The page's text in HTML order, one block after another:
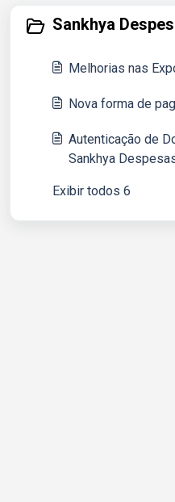
Sankhya
Melhorias nas
Nova forma de
Autenticação de
Sankhya
Exibir todos 6